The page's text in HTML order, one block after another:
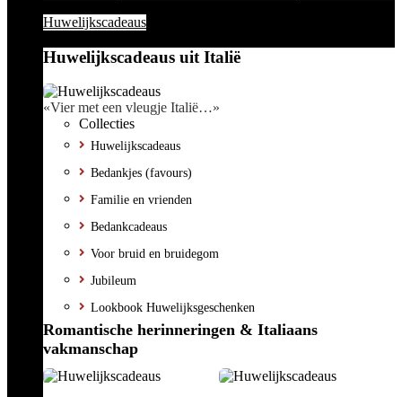
Huwelijkscadeaus
Huwelijkscadeaus uit Italië
«Vier met een vleugje Italië…»
Collecties
Huwelijkscadeaus
Bedankjes (favours)
Familie en vrienden
Bedankcadeaus
Voor bruid en bruidegom
Jubileum
Lookbook Huwelijksgeschenken
Romantische herinneringen & Italiaans
vakmanschap